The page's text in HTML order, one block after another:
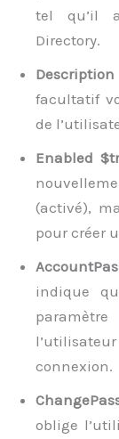
tel qu’il
Directory.
facultatif
de
Enabled
(activé),
pour créer
indique
paramètre
connexion.
oblige